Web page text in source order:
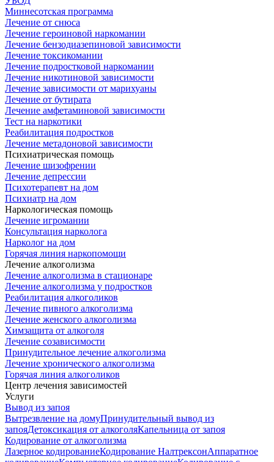
Миннесотская программа
Лечение от снюса
Лечение героиновой наркомании
Лечение бензодиазепиновой зависимости
Лечение токсикомании
Лечение подростковой наркомании
Лечение никотиновой зависимости
Лечение зависимости от марихуаны
Лечение от бутирата
Лечение амфетаминовой зависимости
Тест на наркотики
Реабилитация подростков
Лечение метадоновой зависимости
Психиатрическая помощь
Лечение шизофрении
Лечение депрессии
Психотерапевт на дом
Психиатр на дом
Наркологическая помощь
Лечение игромании
Консультация нарколога
Нарколог на дом
Горячая линия наркопомощи
Лечение алкоголизма
Лечение алкоголизма в стационаре
Лечение алкоголизма у подростков
Реабилитация алкоголиков
Лечение пивного алкоголизма
Лечение женского алкоголизма
Химзащита от алкоголя
Лечение созависимости
Принудительное лечение алкоголизма
Лечение хронического алкоголизма
Горячая линия алкоголиков
Центр лечения зависимостей
Услуги
Вывод из запоя
Вытрезвление на домуПринудительный вывод из
запояДетоксикация от алкоголяКапельница от запоя
Кодирование от алкоголизма
Лазерное кодированиеКодирование НалтрексонАппаратное